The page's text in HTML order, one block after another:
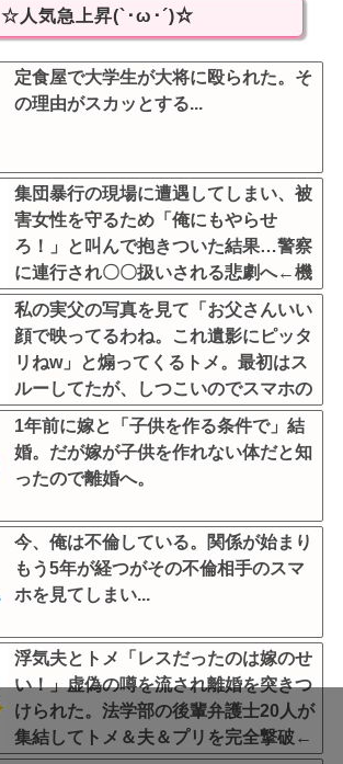
☆人気急上昇(`･ω･´)☆
定食屋で大学生が大将に殴られた。そ
の理由がスカッとする...
集団暴行の現場に遭遇してしまい、被
害女性を守るため「俺にもやらせ
ろ！」と叫んで抱きついた結果…警察
に連行され〇〇扱いされる悲劇へ←機
転を利かせた結果が裏目に出すぎて惨
事
私の実父の写真を見て「お父さんいい
顔で映ってるわね。これ遺影にピッタ
リねw」と煽ってくるトメ。最初はス
ルーしてたが、しつこいのでスマホの
カメラをトメに向けて同じ手で反撃し
たったｗｗｗ
1年前に嫁と「子供を作る条件で」結
婚。だが嫁が子供を作れない体だと知
ったので離婚へ。
今、俺は不倫している。関係が始まり
もう5年が経つがその不倫相手のスマ
ホを見てしまい...
浮気夫とトメ「レスだったのは嫁のせ
い！」虚偽の噂を流され離婚を突きつ
けられた。法学部の後輩弁護士20人が
集結してトメ＆夫＆プリを完全撃破←